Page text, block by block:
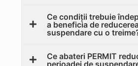
Ce condiții trebuie
a beneficia de
suspendare cu o
Ce abateri PERMIT
perioadei de